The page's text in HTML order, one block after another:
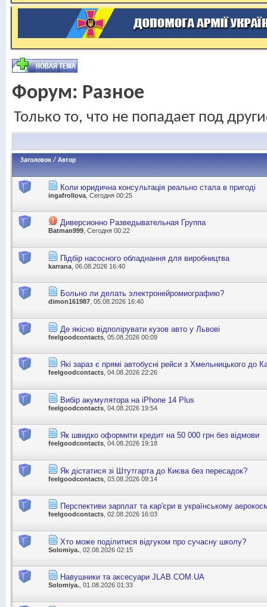
Форум: Разное
Только то, что не попадает под
Заголовок / Автор
Коли юридична консультація реально стала в пригоді
ingafrollova , Сегодня 00:25
Диверсионно Разведывательная Группа
Batman999, Сегодня 00:22
Підбір насосного обладнання для виробництва
karrana , 06.08.2026 16:40
Больно ли делать электронейромиографию?
dimon161987, 05.08.2026 16:40
Де якісно відполірувати кузов авто у Львові
feelgoodcontacts , 05.08.2026 00:09
Які зараз є прямі автобусні рейси з Хмельницького до
feelgoodcontacts , 04.08.2026 22:26
Вибір акумулятора на iPhone 14 Plus
feelgoodcontacts , 04.08.2026 19:54
Як швидко оформити кредит на 50 000 грн без відмови
feelgoodcontacts , 04.08.2026 19:18
Як дістатися зі Штутгарта до Києва без пересадок?
feelgoodcontacts , 03.08.2026 09:14
Перспективи зарплат та кар'єри в українському
feelgoodcontacts , 02.08.2026 16:03
Хто може поділитися відгуком про сучасну школу?
Solomiya. , 02.08.2026 02:15
Навушники та аксесуари JLAB.COM.UA
Solomiya. , 01.08.2026 01:33